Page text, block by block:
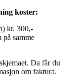
koster:
kr. 300,-
på samme
Da får du
om faktura.